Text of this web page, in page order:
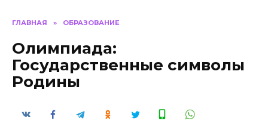
ГЛАВНАЯ » ОБРАЗОВАНИЕ
Олимпиада:
Государственные символы
Родины